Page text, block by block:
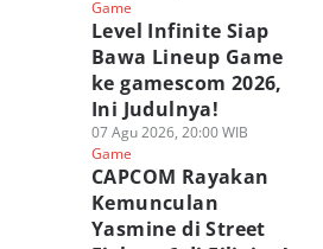
Game
Level Infinite Siap
Bawa Lineup Game
ke gamescom 2026,
Ini Judulnya!
07 Agu 2026, 20:00 WIB
Game
CAPCOM Rayakan
Kemunculan
Yasmine di Street